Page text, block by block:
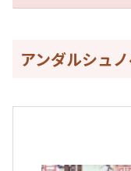
アンダルシュ